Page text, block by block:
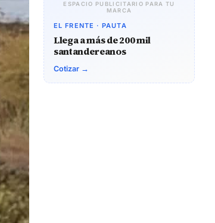
ESPACIO PUBLICITARIO PARA TU
MARCA
EL FRENTE · PAUTA
Llega a más de 200 mil
santandereanos
Cotizar →